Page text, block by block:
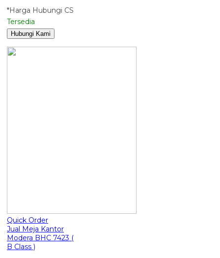
*Harga Hubungi CS
Tersedia
Hubungi Kami
Quick Order
Jual Meja Kantor
Modera BHC 7423 (
B Class )